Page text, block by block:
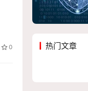
0 热门文章